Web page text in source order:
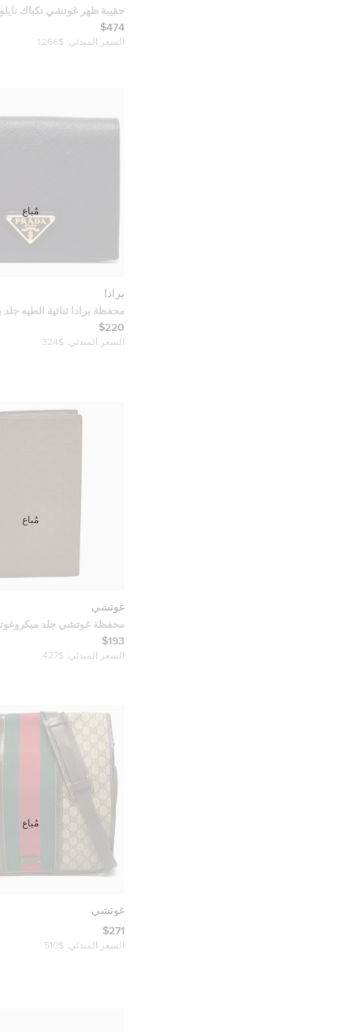
حقيبة ظهر غوتشي تكباك
$474
السعر المبدئي: $1,266
برادا
محفظة برادا ثنائية الطيه جلد
$220
السعر المبدئي: $324
مُباع
غوتشي
محفظة غوتشي جلد
طويلة
$193
السعر المبدئي: $427
مُباع
غوتشي
$271
السعر المبدئي: $510
مُباع